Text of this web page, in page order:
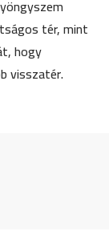
tér, mint
hogy
visszatér.